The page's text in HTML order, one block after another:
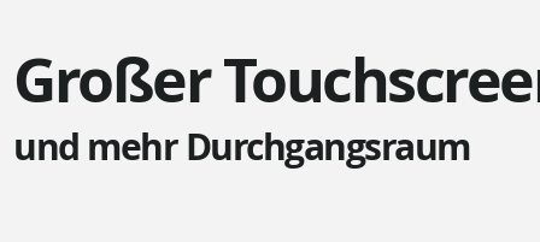
Großer
und mehr Durchgangsraum